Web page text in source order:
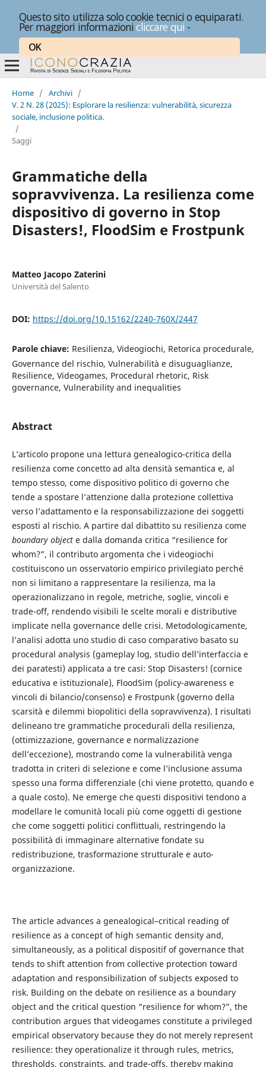
Questo sito utilizza solo cookie tecnici o equiparati.
Per maggiori informazionicliccare qui -
OK
Home / Archivi /
V. 2 N. 28 (2025): Esplorare la resilienza: vulnerabilità, sicurezza
sociale, inclusione politica.
/
Saggi
Grammatiche della
sopravvivenza. La resilienza come
dispositivo di governo in Stop
Disasters!, FloodSim e Frostpunk
Matteo Jacopo Zaterini
Università del Salento
DOI: https://doi.org/10.15162/2240-760X/2447
Parole chiave: Resilienza, Videogiochi, Retorica procedurale,
Governance del rischio, Vulnerabilità e disuguaglianze,
Resilience, Videogames, Procedural rhetoric, Risk
governance, Vulnerability and inequalities
Abstract
L’articolo propone una lettura genealogico-critica della
resilienza come concetto ad alta densità semantica e, al
tempo stesso, come dispositivo politico di governo che
tende a spostare l’attenzione dalla protezione collettiva
verso l’adattamento e la responsabilizzazione dei soggetti
esposti al rischio. A partire dal dibattito su resilienza come
boundary objecte dalla domanda critica “resilience for
whom?”, il contributo argomenta che i videogiochi
costituiscono un osservatorio empirico privilegiato perché
non si limitano a rappresentare la resilienza, ma la
operazionalizzano in regole, metriche, soglie, vincoli e
trade-off, rendendo visibili le scelte morali e distributive
implicate nella governance delle crisi. Metodologicamente,
l’analisi adotta uno studio di caso comparativo basato su
procedural analysis (gameplay log, studio dell’interfaccia e
dei paratesti) applicata a tre casi: Stop Disasters! (cornice
educativa e istituzionale), FloodSim (policy-awareness e
vincoli di bilancio/consenso) e Frostpunk (governo della
scarsità e dilemmi biopolitici della sopravvivenza). I risultati
delineano tre grammatiche procedurali della resilienza,
(ottimizzazione, governance e normalizzazione
dell’eccezione), mostrando come la vulnerabilità venga
tradotta in criteri di selezione e come l’inclusione assuma
spesso una forma differenziale (chi viene protetto, quando e
a quale costo). Ne emerge che questi dispositivi tendono a
modellare le comunità locali più come oggetti di gestione
che come soggetti politici conflittuali, restringendo la
possibilità di immaginare alternative fondate su
redistribuzione, trasformazione strutturale e auto-
organizzazione.
The article advances a genealogical–critical reading of
resilience as a concept of high semantic density and,
simultaneously, as a political dispositif of governance that
tends to shift attention from collective protection toward
adaptation and responsibilization of subjects exposed to
risk. Building on the debate on resilience as a boundary
object and the critical question “resilience for whom?”, the
contribution argues that videogames constitute a privileged
empirical observatory because they do not merely represent
resilience: they operationalize it through rules, metrics,
thresholds, constraints, and trade-offs, thereby making